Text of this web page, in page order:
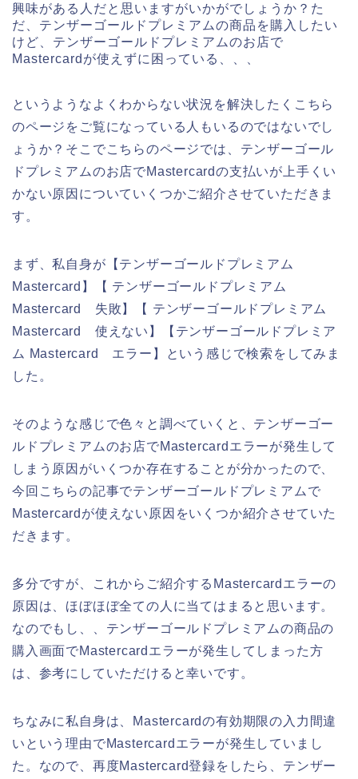
興味がある人だと思いますがいかがでしょうか？た
だ、テンザーゴールドプレミアムの商品を購入したい
けど、テンザーゴールドプレミアムのお店で
Mastercardが使えずに困っている、、、
というようなよくわからない状況を解決したくこちら
のページをご覧になっている人もいるのではないでし
ょうか？そこでこちらのページでは、テンザーゴール
ドプレミアムのお店でMastercardの支払いが上手くい
かない原因についていくつかご紹介させていただきま
す。
まず、私自身が【テンザーゴールドプレミアム
Mastercard】【 テンザーゴールドプレミアム
Mastercard 失敗】【 テンザーゴールドプレミアム
Mastercard 使えない】【テンザーゴールドプレミア
ム Mastercard エラー】という感じで検索をしてみま
した。
そのような感じで色々と調べていくと、テンザーゴー
ルドプレミアムのお店でMastercardエラーが発生して
しまう原因がいくつか存在することが分かったので、
今回こちらの記事でテンザーゴールドプレミアムで
Mastercardが使えない原因をいくつか紹介させていた
だきます。
多分ですが、これからご紹介するMastercardエラーの
原因は、ほぼほぼ全ての人に当てはまると思います。
なのでもし、、テンザーゴールドプレミアムの商品の
購入画面でMastercardエラーが発生してしまった方
は、参考にしていただけると幸いです。
ちなみに私自身は、Mastercardの有効期限の入力間違
いという理由でMastercardエラーが発生していまし
た。なので、再度Mastercard登録をしたら、テンザー